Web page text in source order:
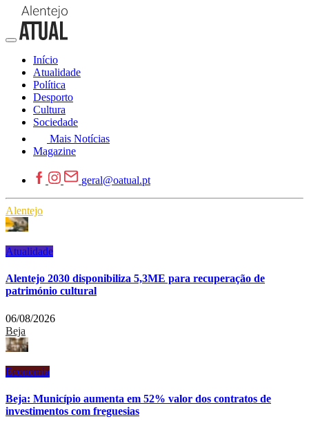
Início
Atualidade
Política
Desporto
Cultura
Sociedade
Mais Notícias
Magazine
geral@oatual.pt
Alentejo
Atualidade
Alentejo 2030 disponibiliza 5,3ME para recuperação de
património cultural
06/08/2026
Beja
Economia
Beja: Município aumenta em 52% valor dos contratos de
investimentos com freguesias